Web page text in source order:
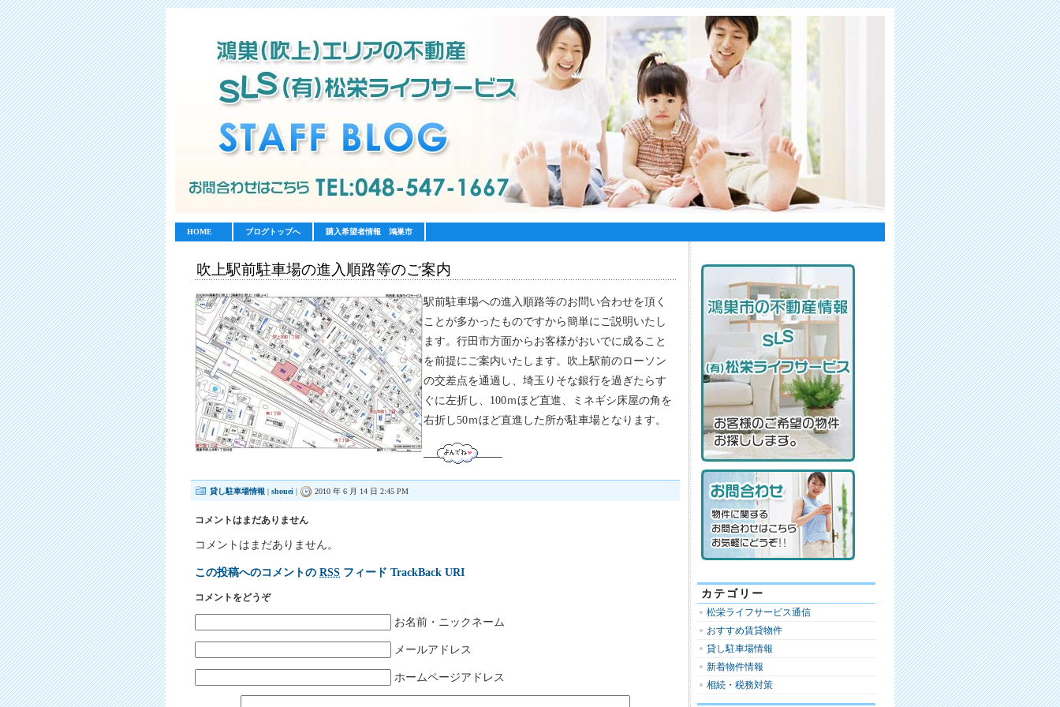
HOME ブログトップへ 購入希望者情報 鴻巣市
吹上駅前駐車場の進入順路等のご案内
駅前駐車場への進入順路等のお問い合わせを頂く
ことが多かったものですから簡単にご説明いたし
ます。行田市方面からお客様がおいでに成ること
を前提にご案内いたします。吹上駅前のローソン
の交差点を通過し、埼玉りそな銀行を過ぎたらす
ぐに左折し、100ｍほど直進、ミネギシ床屋の角を
右折し50ｍほど直進した所が駐車場となります。
貸し駐車場情報 | shouei | 2010 年 6 月 14 日 2:45 PM
コメントはまだありません
コメントはまだありません。
この投稿へのコメントの RSS フィード TrackBack URI
コメントをどうぞ
お名前・ニックネーム
メールアドレス
ホームページアドレス
カテゴリー
松栄ライフサービス通信
おすすめ賃貸物件
貸し駐車場情報
新着物件情報
相続・税務対策